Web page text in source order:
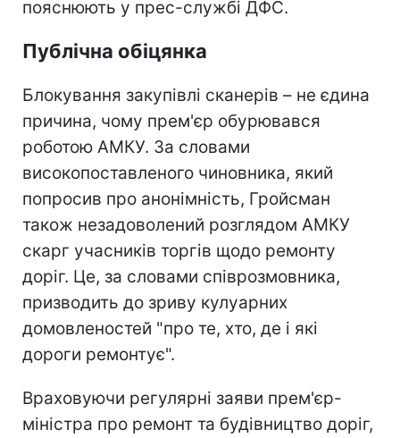
пояснюють у прес-службі ДФС.
Публічна обіцянка
Блокування закупівлі сканерів – не єдина
причина, чому прем'єр обурювався
роботою АМКУ. За словами
високопоставленого чиновника, який
попросив про анонімність, Гройсман
також незадоволений розглядом АМКУ
скарг учасників торгів щодо ремонту
доріг. Це, за словами співрозмовника,
призводить до зриву кулуарних
домовленостей "про те, хто, де і які
дороги ремонтує".
Враховуючи регулярні заяви прем'єр-
міністра про ремонт та будівництво доріг,